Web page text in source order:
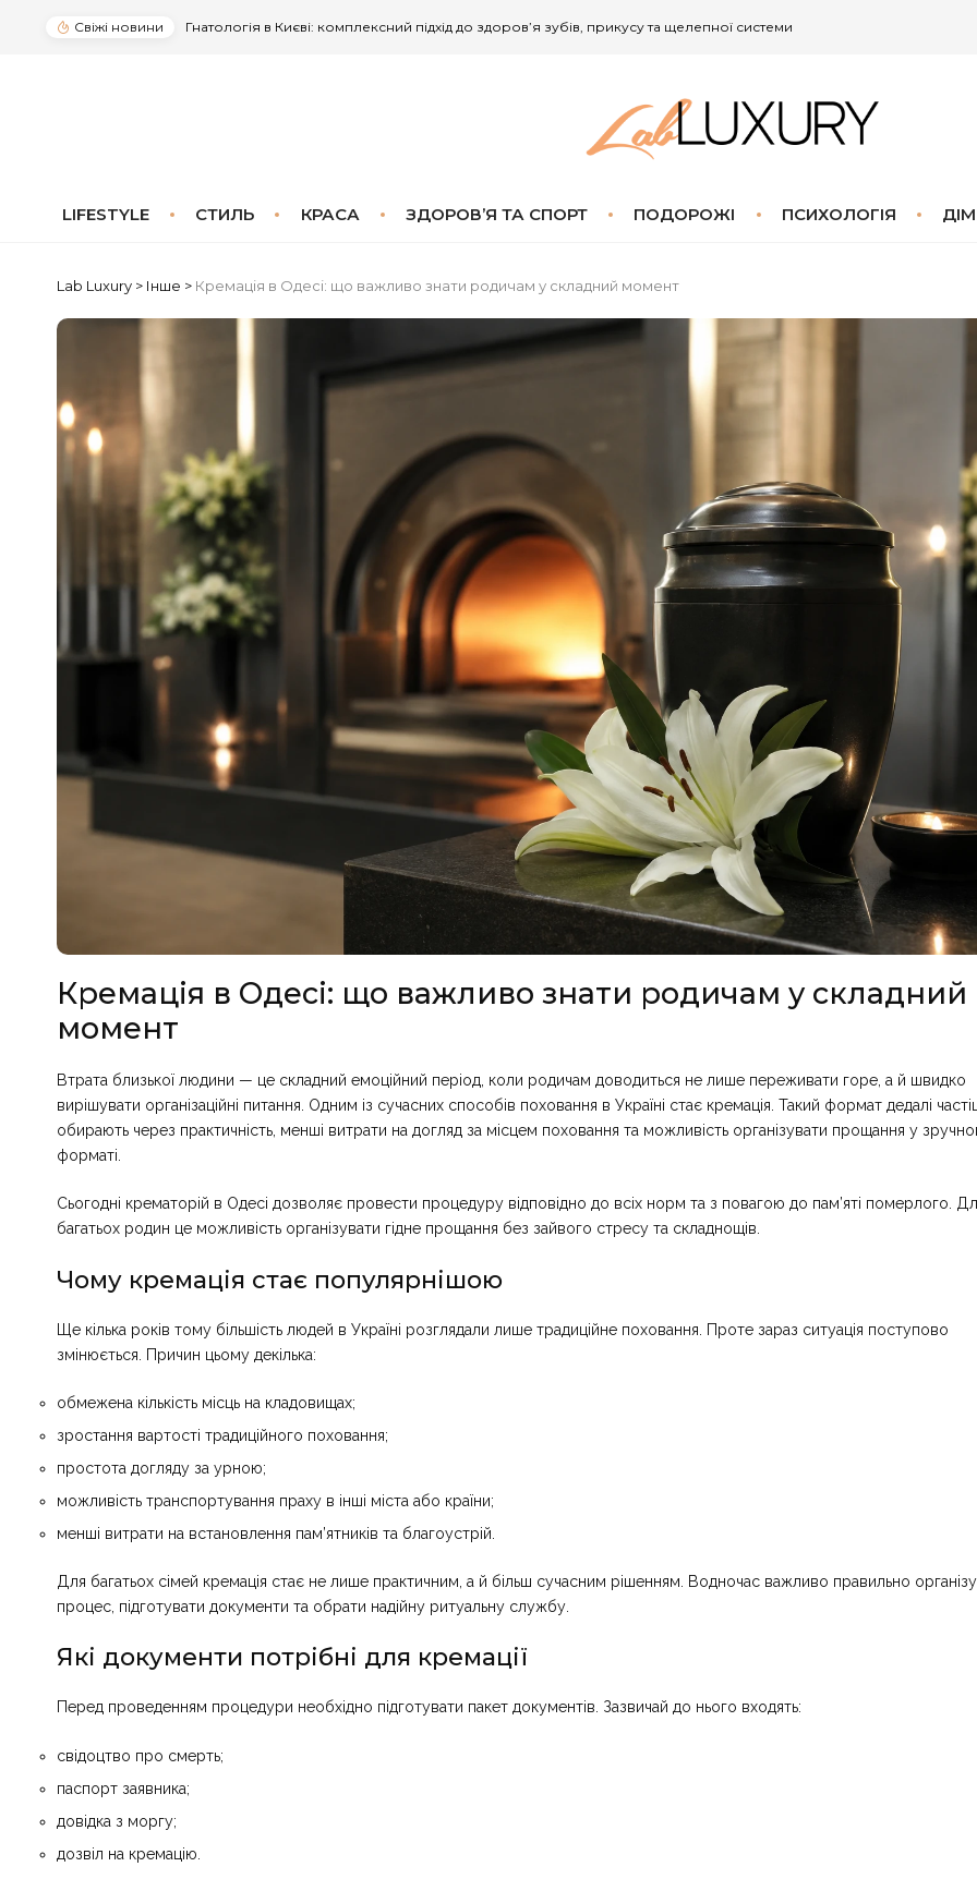
Свіжі новини Гнатологія в Києві: комплексний підхід до здоров’я зубів, прикусу та щелепної системи
LIFESTYLE СТИЛЬ КРАСА ЗДОРОВ’Я ТА СПОРТ ПОДОРОЖІ ПСИХОЛОГІЯ
Lab Luxury > Інше > Кремація в Одесі: що важливо знати родичам у складний момент
Кремація в Одесі: що важливо знати родичам у складний
момент
Втрата близької людини — це складний емоційний період, коли родичам доводиться не лише переживати горе, а й швидко
вирішувати організаційні питання. Одним із сучасних способів поховання в Україні стає кремація. Такий формат дедалі
обирають через практичність, менші витрати на догляд за місцем поховання та можливість організувати прощання у
форматі.
Сьогодні крематорій в Одесі дозволяє провести процедуру відповідно до всіх норм та з повагою до пам’яті померлого.
багатьох родин це можливість організувати гідне прощання без зайвого стресу та складнощів.
Чому кремація стає популярнішою
Ще кілька років тому більшість людей в Україні розглядали лише традиційне поховання. Проте зараз ситуація поступово
змінюється. Причин цьому декілька:
обмежена кількість місць на кладовищах;
зростання вартості традиційного поховання;
простота догляду за урною;
можливість транспортування праху в інші міста або країни;
менші витрати на встановлення пам’ятників та благоустрій.
Для багатьох сімей кремація стає не лише практичним, а й більш сучасним рішенням. Водночас важливо правильно
процес, підготувати документи та обрати надійну ритуальну службу.
Які документи потрібні для кремації
Перед проведенням процедури необхідно підготувати пакет документів. Зазвичай до нього входять:
свідоцтво про смерть;
паспорт заявника;
довідка з моргу;
дозвіл на кремацію.